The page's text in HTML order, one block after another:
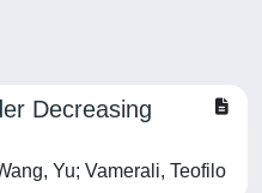
Decreasing
Yu; Vamerali, Teofilo